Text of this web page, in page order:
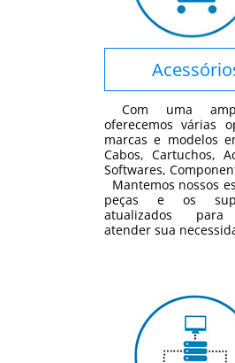
Com uma
oferecemos várias
marcas e modelos
Cabos, Cartuchos,
Softwares,
Mantemos nossos
peças e os
atualizados
atender sua